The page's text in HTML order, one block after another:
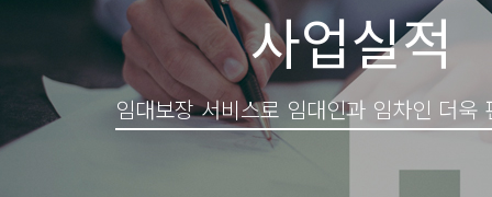
사업실적
임대보장 서비스로 임대인과 임차인 더욱